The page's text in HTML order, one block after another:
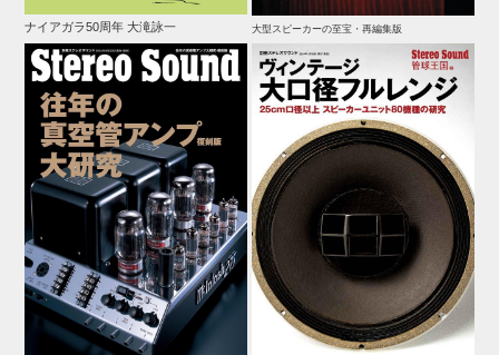
ナイアガラ50周年 大滝詠一 大型スピーカーの至宝・再編集版